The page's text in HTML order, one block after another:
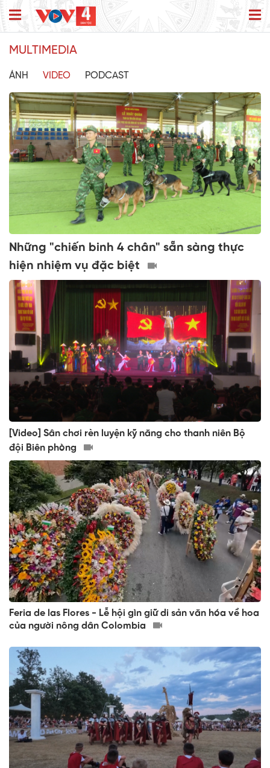
MULTIMEDIA
ẢNH VIDEO PODCAST
Những "chiến binh 4 chân" sẵn sàng thực
hiện nhiệm vụ đặc biệt
[Video] Sân chơi rèn luyện kỹ năng cho thanh niên Bộ
đội Biên phòng
Feria de las Flores - Lễ hội gìn giữ di sản văn hóa về hoa
của người nông dân Colombia